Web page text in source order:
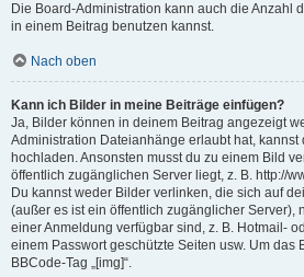
Die Board-Administration kann auch die Anzahl
in einem Beitrag benutzen kannst.
Nach oben
Kann ich Bilder in meine Beiträge einfügen?
Ja, Bilder können in deinem Beitrag angezeigt
Administration Dateianhänge erlaubt hat, kannst
hochladen. Ansonsten musst du zu einem Bild
öffentlich zugänglichen Server liegt, z. B. http://
Du kannst weder Bilder verlinken, die sich auf
(außer es ist ein öffentlich zugänglicher Server),
einer Anmeldung verfügbar sind, z. B. Hotmail-
einem Passwort geschützte Seiten usw. Um das
BBCode-Tag „[img]“.